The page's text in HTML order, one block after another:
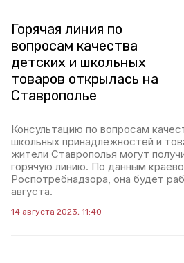
Горячая линия по
вопросам качества
детских и школьных
товаров открылась на
Ставрополье
Консультацию по вопросам
школьных принадлежностей и
жители Ставрополья могут
горячую линию. По данным
Роспотребнадзора, она будет
августа.
14 августа 2023, 11:40